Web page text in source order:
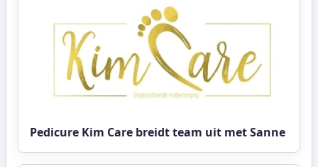
Pedicure Kim Care breidt team uit met Sanne